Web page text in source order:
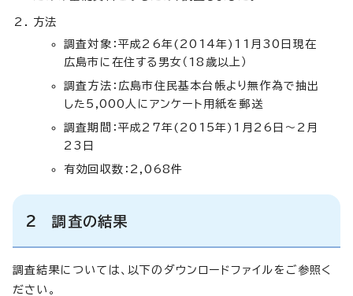
方法
調査対象：平成26年(2014年)11月30日現在
広島市に在住する男女（18歳以上）
調査方法：広島市住民基本台帳より無作為で抽出
した5,000人にアンケート用紙を郵送
調査期間：平成27年(2015年)1月26日～2月
23日
有効回収数：2,068件
2 調査の結果
調査結果については、以下のダウンロードファイルをご参照く
ださい。